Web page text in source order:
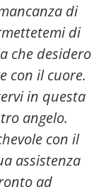
di
di
che desidero
con il cuore.
in questa
angelo.
con il
assistenza
ad